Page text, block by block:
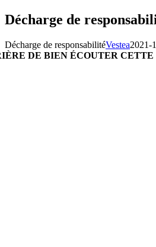
Passer
au
Décharge de
Décharge de responsabilitéVestea2021-
DE BIEN ÉCOUTER